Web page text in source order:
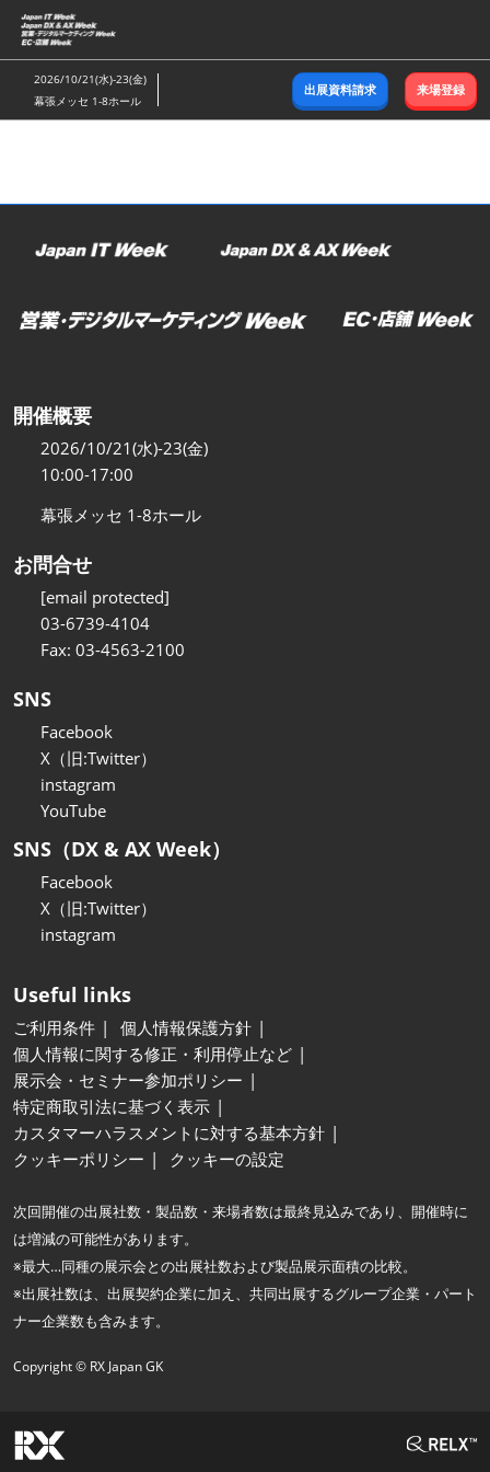
ス
キ
ッ
し
む
2026/10/21(水)-23(金)
幕張メッセ 1-8ホール
出展資料請求 来場登録
開催概要
2026/10/21(水)-23(金)
10:00-17:00
幕張メッセ 1-8ホール
お問合せ
[email protected]
03-6739-4104
Fax: 03-4563-2100
SNS
Facebook
X（旧:Twitter）
instagram
YouTube
SNS（DX & AX Week）
Facebook
X（旧:Twitter）
instagram
Useful links
ご利用条件
個人情報保護方針
個人情報に関する修正・利用停止など
展示会・セミナー参加ポリシー
特定商取引法に基づく表示
カスタマーハラスメントに対する基本方針
クッキーポリシー
クッキーの設定
次回開催の出展社数・製品数・来場者数は最終見込みであり、開催時に
は増減の可能性があります。
※最大…同種の展示会との出展社数および製品展示面積の比較。
※出展社数は、出展契約企業に加え、共同出展するグループ企業・パート
ナー企業数も含みます。
Copyright © RX Japan GK